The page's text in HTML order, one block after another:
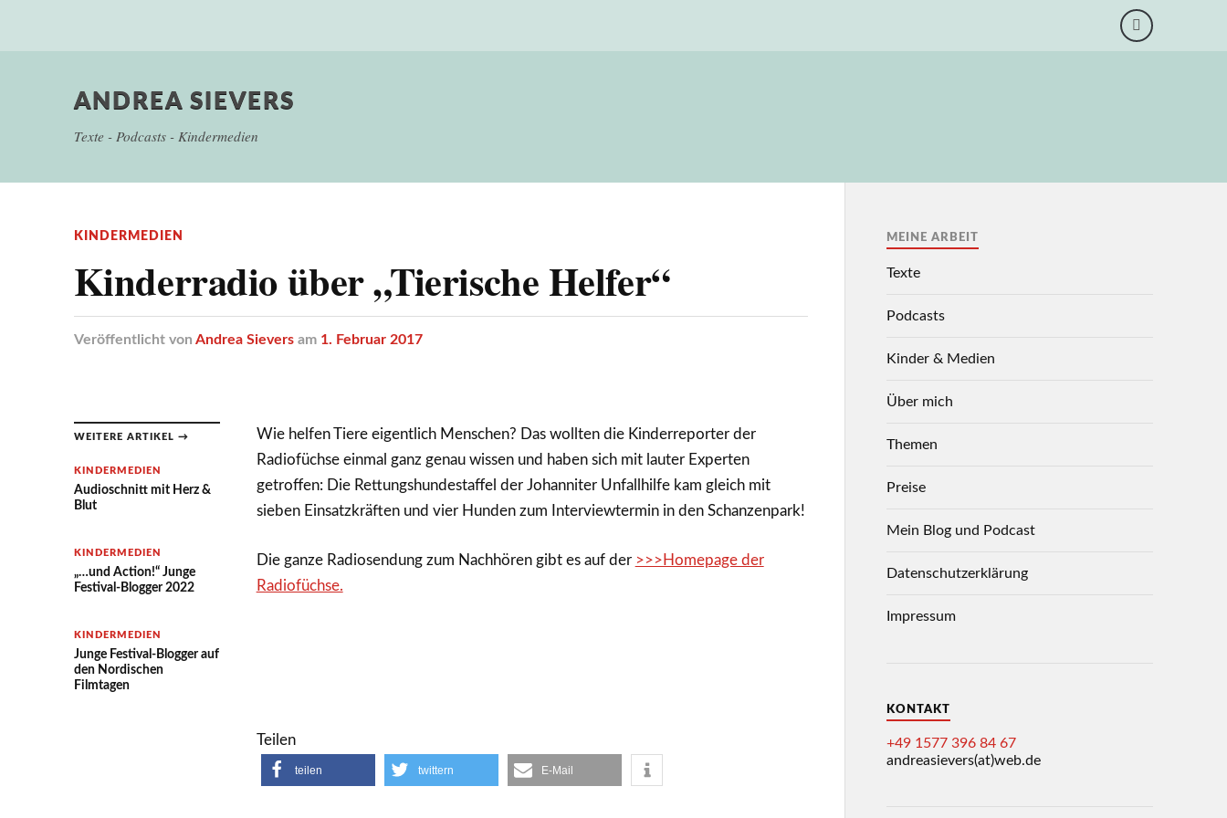
ANDREA SIEVERS
Texte - Podcasts - Kindermedien
KINDERMEDIEN
Kinderradio über „Tierische Helfer“
Veröffentlicht von Andrea Sievers am 1. Februar 2017
WEITERE ARTIKEL →
KINDERMEDIEN
Audioschnitt mit Herz &
Blut
KINDERMEDIEN
„…und Action!“ Junge
Festival-Blogger 2022
KINDERMEDIEN
Junge Festival-Blogger auf
den Nordischen
Filmtagen
Wie helfen Tiere eigentlich Menschen? Das wollten die Kinderreporter der
Radiofüchse einmal ganz genau wissen und haben sich mit lauter Experten
getroffen: Die Rettungshundestaffel der Johanniter Unfallhilfe kam gleich mit
sieben Einsatzkräften und vier Hunden zum Interviewtermin in den Schanzenpark!
Die ganze Radiosendung zum Nachhören gibt es auf der >>>Homepage der
Radiofüchse.
Teilen
teilen twittern E-Mail
MEINE ARBEIT
Texte
Podcasts
Kinder & Medien
Über mich
Themen
Preise
Mein Blog und Podcast
Datenschutzerklärung
Impressum
KONTAKT
+49 1577 396 84 67
andreasievers(at)web.de